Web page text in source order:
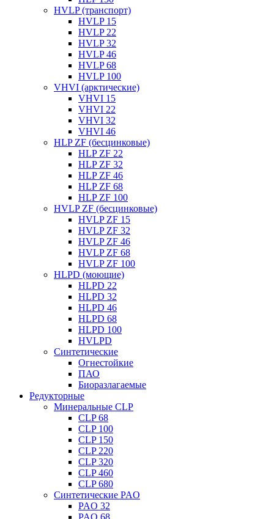
HVLP (транспорт)
HVLP 15
HVLP 22
HVLP 32
HVLP 46
HVLP 68
HVLP 100
VHVI (арктические)
VHVI 15
VHVI 22
VHVI 32
VHVI 46
HLP ZF (бесцинковые)
HLP ZF 22
HLP ZF 32
HLP ZF 46
HLP ZF 68
HLP ZF 100
HVLP ZF (бесцинковые)
HVLP ZF 15
HVLP ZF 32
HVLP ZF 46
HVLP ZF 68
HVLP ZF 100
HLPD (моющие)
HLPD 22
HLPD 32
HLPD 46
HLPD 68
HLPD 100
HVLPD
Синтетические
Огнестойкие
ПАО
Биоразлагаемые
Редукторные
Минеральные CLP
CLP 68
CLP 100
CLP 150
CLP 220
CLP 320
CLP 460
CLP 680
Синтетические PAO
PAO 32
PAO 68